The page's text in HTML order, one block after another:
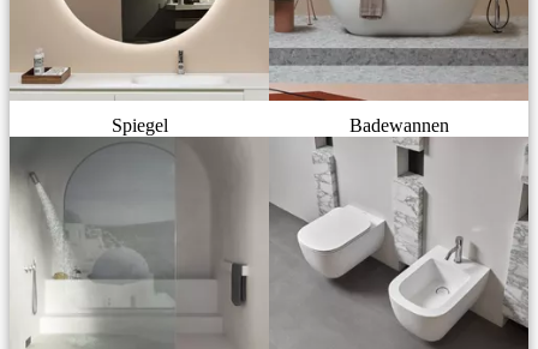
Spiegel Badewannen